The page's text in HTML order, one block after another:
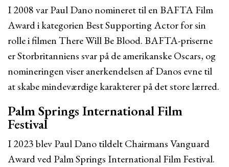
I 2008 var Paul Dano nomineret til en BAFTA Film
Award i kategorien Best Supporting Actor for sin
rolle i filmen There Will Be Blood. BAFTA-priserne
er Storbritanniens svar på de amerikanske Oscars, og
nomineringen viser anerkendelsen af Danos evne til
at skabe mindeværdige karakterer på det store lærred.
Palm Springs International Film
Festival
I 2023 blev Paul Dano tildelt Chairmans Vanguard
Award ved Palm Springs International Film Festival.